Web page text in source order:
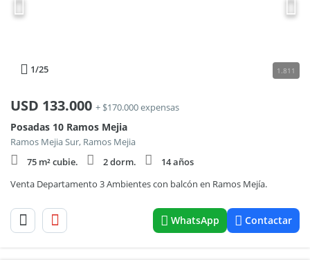
1/25 1.811
USD 133.000 + $170.000 expensas
Posadas 10 Ramos Mejia
Ramos Mejia Sur, Ramos Mejia
75 m² cubie.
2 dorm.
14 años
Venta Departamento 3 Ambientes con balcón en Ramos Mejía.
WhatsApp Contactar